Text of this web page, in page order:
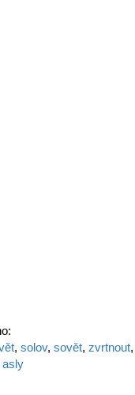
, solov, sovět, zvrtnout,
asly